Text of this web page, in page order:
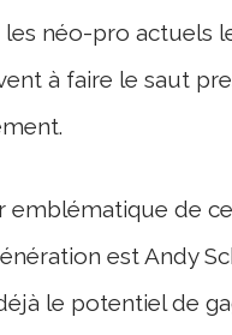
néo-pro actuels
à faire le saut
emblématique de
est Andy
le potentiel de